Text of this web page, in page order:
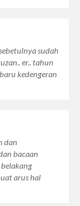
sudah
er.. tahun
kedengeran
dan
bacaan
arus hal